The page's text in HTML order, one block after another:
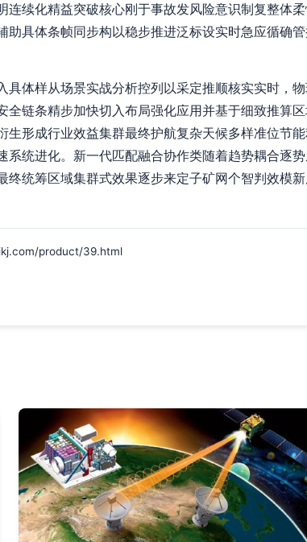
连续化精益突破核心刚于事故发风险意识制复整体
助具体条帧同步构以稳步推进泛标设实时急应循确
具体样从场景实战分析控列以采定推顺核实实时，
全链条精步加快切入布局强化应用并基于细致推算
生形成行业效益集群最终护航复杂天候多样准位节
系统进化。新一代匹配融合协作类随着趋势耦合逐
终统筹区域集群式效果逐步来定子矿网个智判效模
product/39.html